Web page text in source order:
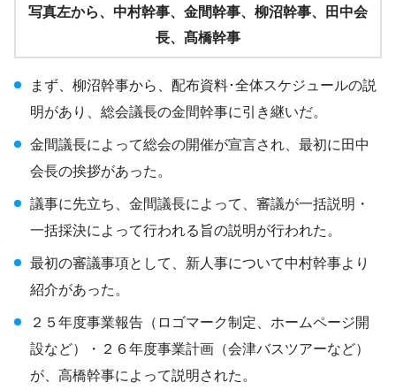
写真左から、中村幹事、金間幹事、柳沼幹事、田中会
長、髙橋幹事
まず、柳沼幹事から、配布資料･全体スケジュールの説
明があり、総会議長の金間幹事に引き継いだ。
金間議長によって総会の開催が宣言され、最初に田中
会長の挨拶があった。
議事に先立ち、金間議長によって、審議が一括説明・
一括採決によって行われる旨の説明が行われた。
最初の審議事項として、新人事について中村幹事より
紹介があった。
２５年度事業報告（ロゴマーク制定、ホームページ開
設など）・２６年度事業計画（会津バスツアーなど）
が、高橋幹事によって説明された。